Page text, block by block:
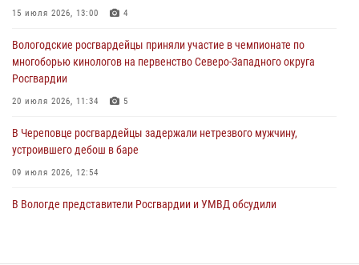
В Вологде росгвардейцы задержали мужчину, подозреваемого в
29 июля 2026, 09:08
15 июля 2026, 13:00 4
Вологодские росгвардейцы приняли участие в чемпионате по
многоборью кинологов на первенство Северо-Западного округа
Росгвардии
20 июля 2026, 11:34 5
В Череповце росгвардейцы задержали нетрезвого мужчину,
устроившего дебош в баре
09 июля 2026, 12:54
В Вологде представители Росгвардии и УМВД обсудили